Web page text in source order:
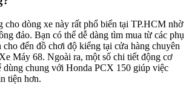
cho dòng xe này rất phổ biến tại TP.HCM nhờ
đảo. Bạn có thể dễ dàng tìm mua từ các phụ
cho đến đồ chơi độ kiểng tại cửa hàng chuyên
Máy 68. Ngoài ra, một số chi tiết động cơ
dùng chung với Honda PCX 150 giúp việc
tiện hơn.